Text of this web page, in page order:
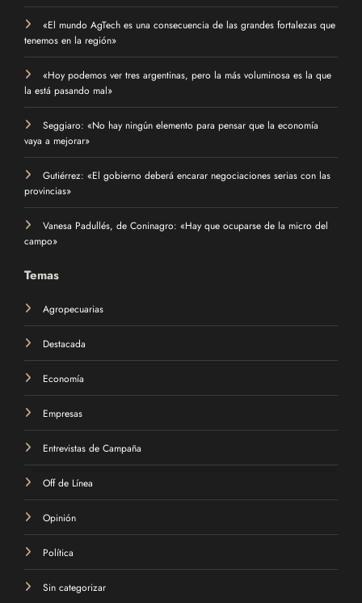
«El mundo AgTech es una consecuencia de las grandes fortalezas que
tenemos en la región»
«Hoy podemos ver tres argentinas, pero la más voluminosa es la que
la está pasando mal»
Seggiaro: «No hay ningún elemento para pensar que la economía
vaya a mejorar»
Gutiérrez: «El gobierno deberá encarar negociaciones serias con las
provincias»
Vanesa Padullés, de Coninagro: «Hay que ocuparse de la micro del
campo»
Temas
Agropecuarias
Destacada
Economía
Empresas
Entrevistas de Campaña
Off de Línea
Opinión
Política
Sin categorizar